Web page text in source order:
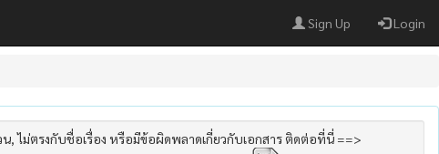
Sign Up Login
น, ไม่ตรงกับชื่อเรื่อง หรือมีข้อผิดพลาดเกี่ยวกับเอกสาร ติดต่อที่นี่ ==>